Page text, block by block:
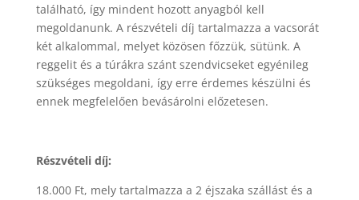
található, így mindent hozott anyagból kell
megoldanunk. A részvételi díj tartalmazza a vacsorát
két alkalommal, melyet közösen főzzük, sütünk. A
reggelit és a túrákra szánt szendvicseket egyénileg
szükséges megoldani, így erre érdemes készülni és
ennek megfelelően bevásárolni előzetesen.
Részvételi díj:
18.000 Ft, mely tartalmazza a 2 éjszaka szállást és a